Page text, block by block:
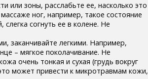
или зоны, расслабьте ее, насколько это
ног, например, такое состояние
согнуть ее в колене. Не
заканчивайте легкими. Например,
– мягкое поколачивание. Не
очень тонкая и сухая (грудь вокруг
может привести к микротравмам кожи,